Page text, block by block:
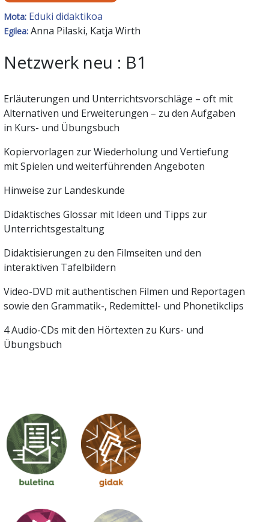
Mota: Eduki didaktikoa
Egilea: Anna Pilaski, Katja Wirth
Netzwerk neu : B1
Erläuterungen und Unterrichtsvorschläge – oft mit
Alternativen und Erweiterungen – zu den Aufgaben
in Kurs- und Übungsbuch
Kopiervorlagen zur Wiederholung und Vertiefung
mit Spielen und weiterführenden Angeboten
Hinweise zur Landeskunde
Didaktisches Glossar mit Ideen und Tipps zur
Unterrichtsgestaltung
Didaktisierungen zu den Filmseiten und den
interaktiven Tafelbildern
Video-DVD mit authentischen Filmen und Reportagen
sowie den Grammatik-, Redemittel- und Phonetikclips
4 Audio-CDs mit den Hörtexten zu Kurs- und
Übungsbuch